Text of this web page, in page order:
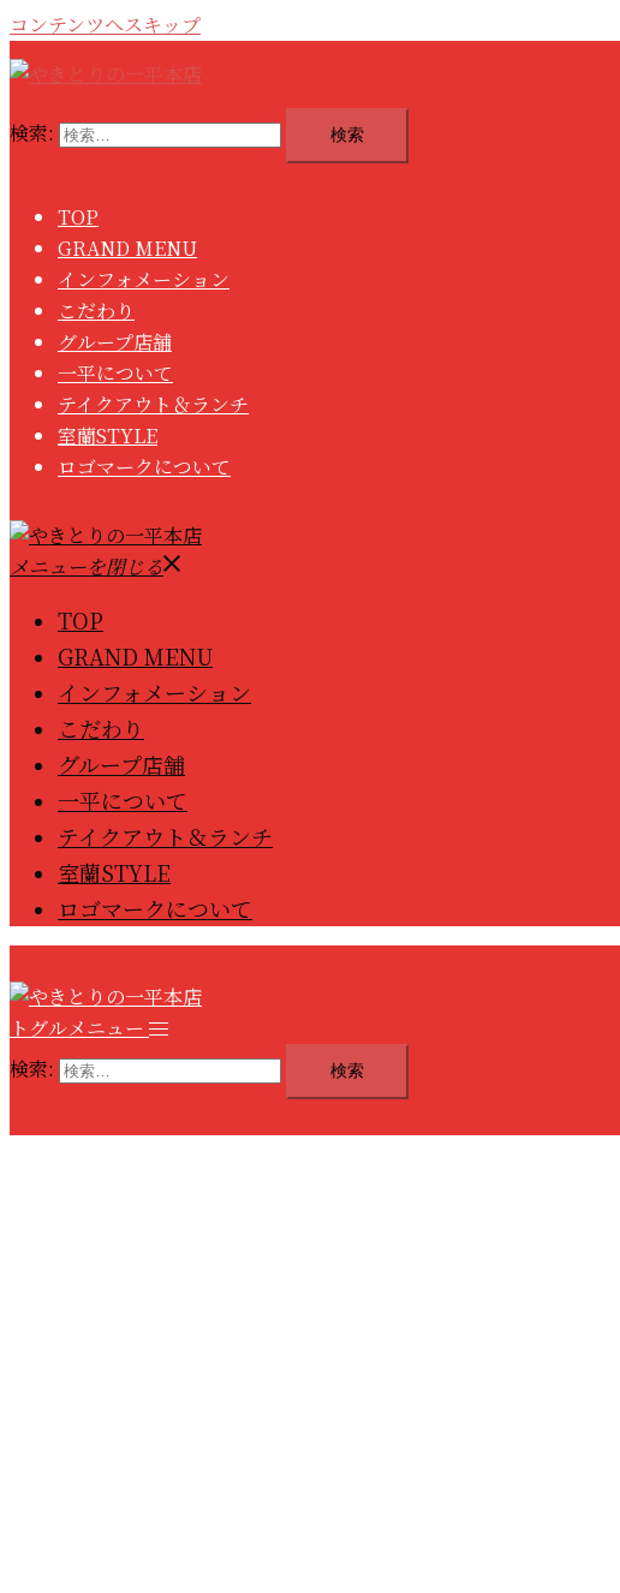
コンテンツへスキップ
検索:
TOP
GRAND MENU
インフォメーション
こだわり
グループ店舗
一平について
テイクアウト＆ランチ
室蘭STYLE
ロゴマークについて
メニューを閉じる
TOP
GRAND MENU
インフォメーション
こだわり
グループ店舗
一平について
テイクアウト＆ランチ
室蘭STYLE
ロゴマークについて
トグルメニュー
検索: